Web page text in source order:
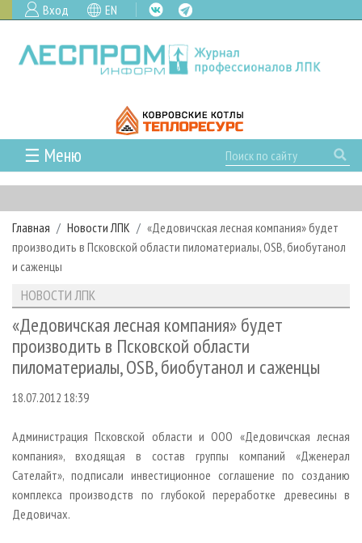
Вход EN
☰ Меню
ГЛАВНАЯ
РУБРИКИ И ТЕМЫ
РУБРИКИ ЖУРНАЛА
ЛЕСНОЕ ХОЗЯЙСТВО
ЛЕСОЗАГОТОВКА
ЛЕСОПИЛЕНИЕ
ДЕРЕВООБРАБОТКА
СУШКА ДРЕВЕСИНЫ
ПРОИЗВОДСТВО ДРЕВЕСНЫХ ПЛИТ
ПРОИЗВОДСТВО МЕБЕЛИ
БИОЭНЕРГЕТИКА
ЦБП
НОВОСТИ
КАЛЕНДАРЬ СОБЫТИЙ
НОВОСТИ ЛПК
НОВОСТИ ЖУРНАЛА
НОВОСТИ КОМПАНИЙ
ПРОЕКТЫ ЛПИ
АНАЛИТИКА
ПРЕДПРИЯТИЯ ЛПК
ЛЕСНЫЕ РЕГИОНЫ РОССИИ
ПЕРСОНЫ
МОБИЛЬНЫЕ ВЫСТАВКИ
ОФИЦИАЛЬНЫЕ ДЕЛЕГАЦИИ
ПРИОРИТЕТНЫЕ ИНВЕСТПРОЕКТЫ
RUSSIAN FORESTRY REVIEW
ГАЗЕТА ЛЕСПРОМФОРУМ
АРХИВ
АРХИВ ЖУРНАЛОВ
СТАТЬИ
О ЖУРНАЛЕ
ПОДПИСКА
КОНТАКТЫ
РЕКЛАМОДАТЕЛЯМ
РЕКЛАМА
РЕКЛАМА НА САЙТЕ
Главная Новости ЛПК
«Дедовичская лесная компания» будет
производить в Псковской области пиломатериалы, OSB, биобутанол
и саженцы
НОВОСТИ ЛПК
«Дедовичская лесная компания» будет
производить в Псковской области
пиломатериалы, OSB, биобутанол и саженцы
18.07.2012 18:39
Администрация Псковской области и ООО «Дедовичская лесная
компания», входящая в состав группы компаний «Дженерал
Сателайт», подписали инвестиционное соглашение по созданию
комплекса производств по глубокой переработке древесины в
Дедовичах.